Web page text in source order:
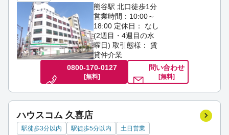
熊谷駅 北口徒歩1分
営業時間：10:00～
18:00 定休日： なし
(2週目・4週目の水
曜日) 取引態様： 賃
貸仲介業
0800-170-0127
[無料]
問い合わせ
[無料]
ハウスコム 久喜店
駅徒歩3分以内 駅徒歩5分以内 土日営業